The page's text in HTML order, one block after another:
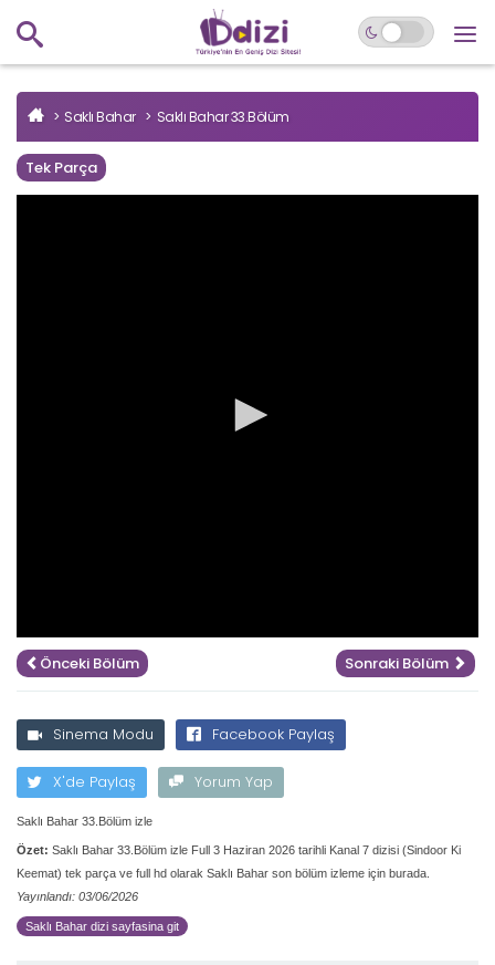
Saklı Bahar Saklı Bahar 33.Bölüm
Tek Parça
Önceki Bölüm Sonraki Bölüm
Sinema Modu Facebook Paylaş
X'de Paylaş Yorum Yap
Saklı Bahar 33.Bölüm izle
Özet: Saklı Bahar 33.Bölüm izle Full 3 Haziran 2026 tarihli Kanal 7 dizisi (Sindoor Ki
Keemat) tek parça ve full hd olarak Saklı Bahar son bölüm izleme için burada.
Yayınlandı: 03/06/2026
Saklı Bahar dizi sayfasina git